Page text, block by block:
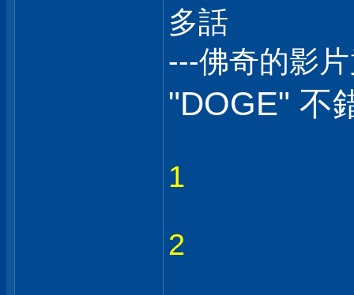
多話
---佛奇的影
"DOGE" 不
1
2